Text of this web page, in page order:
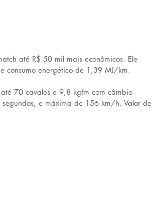
até R$ 50 mil mais econômicos. Ele
energético de 1,39 MJ/km.
70 cavalos e 9,8 kgfm com câmbio
e máxima de 156 km/h. Valor de